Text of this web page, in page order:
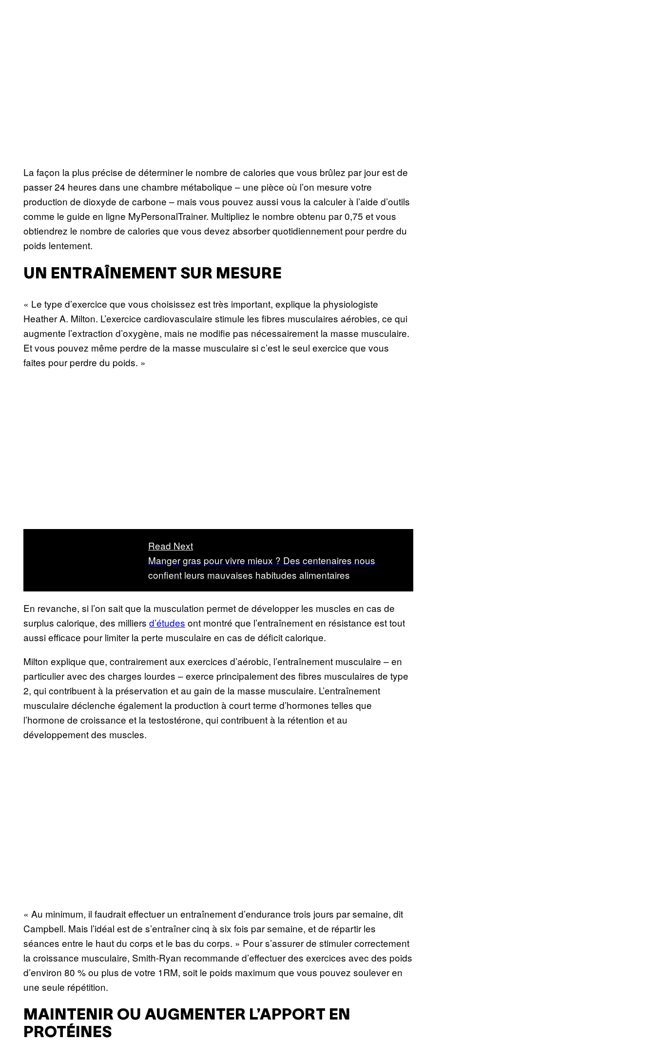
La façon la plus précise de déterminer le nombre de calories que vous brûlez par jour est de
passer 24 heures dans une chambre métabolique – une pièce où l’on mesure votre
production de dioxyde de carbone – mais vous pouvez aussi vous la calculer à l’aide d’outils
comme le guide en ligne MyPersonalTrainer. Multipliez le nombre obtenu par 0,75 et vous
obtiendrez le nombre de calories que vous devez absorber quotidiennement pour perdre du
poids lentement.
UN ENTRAÎNEMENT SUR MESURE
« Le type d’exercice que vous choisissez est très important, explique la physiologiste
Heather A. Milton. L’exercice cardiovasculaire stimule les fibres musculaires aérobies, ce qui
augmente l’extraction d’oxygène, mais ne modifie pas nécessairement la masse musculaire.
Et vous pouvez même perdre de la masse musculaire si c’est le seul exercice que vous
faites pour perdre du poids. »
Read Next
Manger gras pour vivre mieux ? Des centenaires nous
confient leurs mauvaises habitudes alimentaires
En revanche, si l’on sait que la musculation permet de développer les muscles en cas de
surplus calorique, des milliers d’études ont montré que l’entraînement en résistance est tout
aussi efficace pour limiter la perte musculaire en cas de déficit calorique.
Milton explique que, contrairement aux exercices d’aérobic, l’entraînement musculaire – en
particulier avec des charges lourdes – exerce principalement des fibres musculaires de type
2, qui contribuent à la préservation et au gain de la masse musculaire. L’entraînement
musculaire déclenche également la production à court terme d’hormones telles que
l’hormone de croissance et la testostérone, qui contribuent à la rétention et au
développement des muscles.
« Au minimum, il faudrait effectuer un entraînement d’endurance trois jours par semaine, dit
Campbell. Mais l’idéal est de s’entraîner cinq à six fois par semaine, et de répartir les
séances entre le haut du corps et le bas du corps. » Pour s’assurer de stimuler correctement
la croissance musculaire, Smith-Ryan recommande d’effectuer des exercices avec des poids
d’environ 80 % ou plus de votre 1RM, soit le poids maximum que vous pouvez soulever en
une seule répétition.
MAINTENIR OU AUGMENTER L’APPORT EN
PROTÉINES